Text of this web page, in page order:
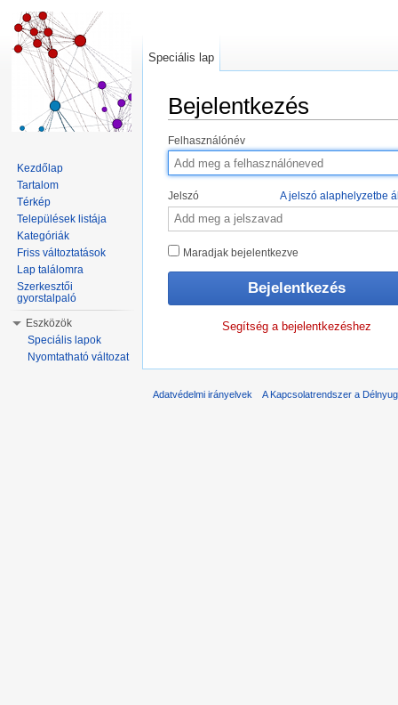
Bejelentkezés
Felhasználónév
Jelszó A jelszó alaphelyzetbe
Maradjak bejelentkezve
Segítség a bejelentkezéshez
Speciális lap
Kezdőlap
Tartalom
Térkép
Települések listája
Kategóriák
Friss változtatások
Lap találomra
Szerkesztői
gyorstalpaló
Eszközök
Speciális lapok
Nyomtatható változat
Adatvédelmi irányelvek A Kapcsolatrendszer a